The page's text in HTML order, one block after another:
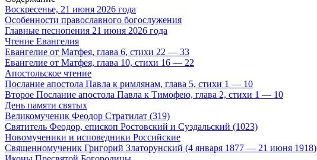
Воскресенье, 21 июня 2026 года
Особенности православного богослужения
Главные песнопения 21 июня 2026 года
Чтение Евангелия
Евангелие от Матфея, глава 6, стихи 22 — 33
Евангелие от Матфея, глава 10, стихи 16 — 22
Апостольское чтение
Послание апостола Павла к римлянам, глава 5, стихи 1 — 10
Второе Послание апостола Павла к Тимофею, глава 2, стихи 1 — 10
День памяти святых
Великомученик Феодор Стратилат (319)
Святитель Феодор, епископ Ростовский и Суздальский (1023)
Новомученики и исповедники Российские
Священномученик Григорий Златорунский (4 января 1877 — 21 июня 1918)